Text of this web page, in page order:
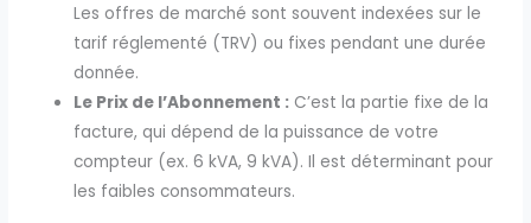
Les offres de marché sont souvent indexées sur le
tarif réglementé (TRV) ou fixes pendant une durée
donnée.
Le Prix de l’Abonnement : C’est la partie fixe de la
facture, qui dépend de la puissance de votre
compteur (ex. 6 kVA, 9 kVA). Il est déterminant pour
les faibles consommateurs.